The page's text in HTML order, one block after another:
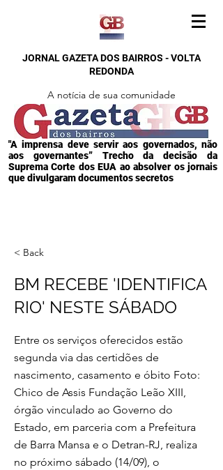
JORNAL GAZETA DOS BAIRROS - VOLTA
REDONDA
A notícia de sua comunidade
"A imprensa deve servir aos governados, não
aos governantes” Trecho da decisão da
Suprema Corte dos EUA ao absolver os jornais
que divulgaram documentos secretos
< Back
BM RECEBE 'IDENTIFICA
RIO' NESTE SÁBADO
Entre os serviços oferecidos estão
segunda via das certidões de
nascimento, casamento e óbito Foto:
Chico de Assis Fundação Leão XIII,
órgão vinculado ao Governo do
Estado, em parceria com a Prefeitura
de Barra Mansa e o Detran-RJ, realiza
no próximo sábado (14/09), o